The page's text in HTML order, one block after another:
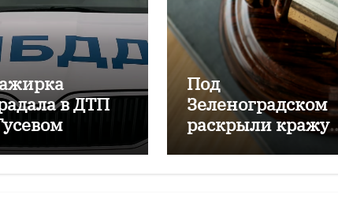
в ДТП
Под
Зеленоградском
раскрыли кражу